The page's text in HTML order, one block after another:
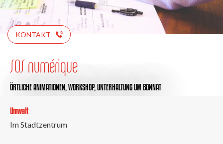
KONTAKT
SOS numérique
ÖRTLICHE ANIMATIONEN, WORKSHOP, UNTERHALTUNGUM BONNAT
Umwelt
Im Stadtzentrum